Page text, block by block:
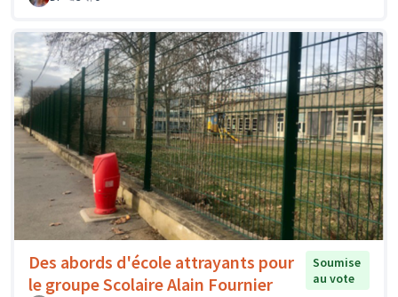
Des abords d'école attrayants pour
le groupe Scolaire Alain Fournier
Soumise
au vote